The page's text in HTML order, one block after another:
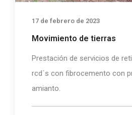
17 de febrero de 2023
Movimiento de tierras
Prestación de servicios de
rcd´s con fibrocemento con
amianto.